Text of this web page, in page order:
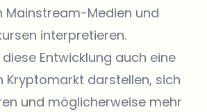
Mainstream-Medien und
interpretieren.
Entwicklung auch eine
Kryptomarkt darstellen, sich
und möglicherweise mehr